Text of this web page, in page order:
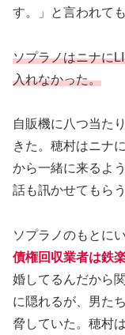
す。」と言われて
ソプラノはニナに
入れなかった。
自販機に八つ当た
きた。穂村はニナ
から一緒に来るよ
話も訊かせてもら
ソプラノのもとに
債権回収業者は鉄
婚してるんだから
に隠れるが、男た
脅していた。穂村